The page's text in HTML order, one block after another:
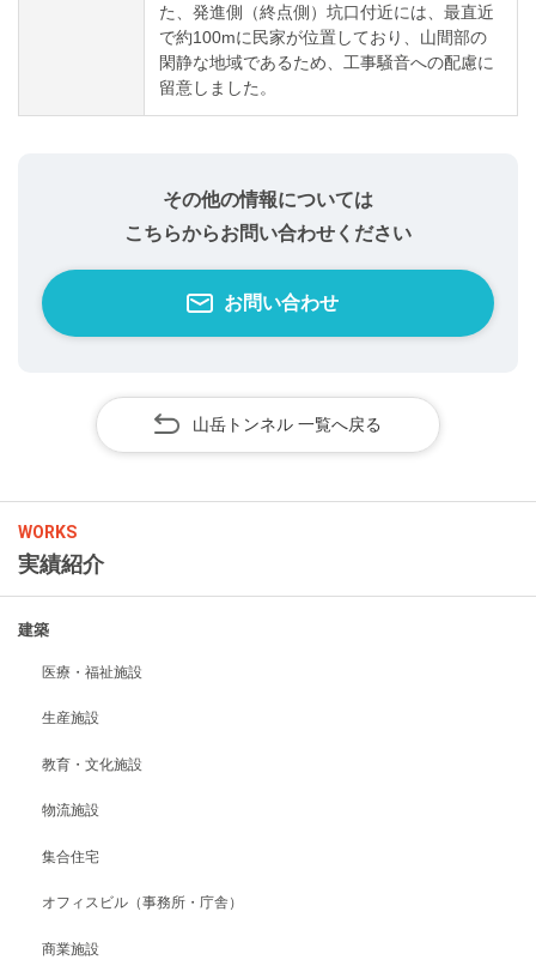
WORKS
実績紹介
建築
医療・福祉施設
生産施設
教育・文化施設
物流施設
集合住宅
オフィスビル（事務所・庁舎）
商業施設
た、発進側（終点側）坑口付近には、最直近
で約100mに民家が位置しており、山間部の
閑静な地域であるため、工事騒音への配慮に
留意しました。
その他の情報については
こちらからお問い合わせください
お問い合わせ
山岳トンネル 一覧へ戻る